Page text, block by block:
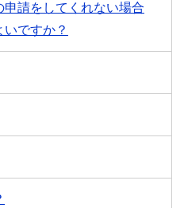
請をしてくれない場合
ですか？